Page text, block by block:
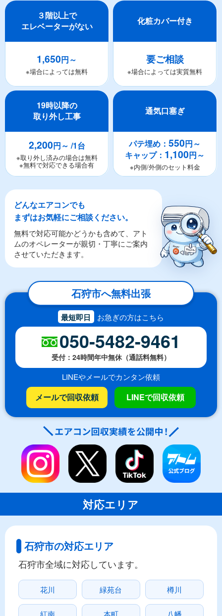
３階以上で
エレベーターがない
1,650円～
※場合によっては無料
化粧カバー付き
要ご相談
※場合によっては実質無料
19時以降の
取り外し工事
2,200円～ /1台
※取り外し済みの場合は無料
※無料で対応できる場合有
通気口塞ぎ
パテ埋め：550円～
キャップ： 1,100円～
※内側/外側のセット料金
どんなエアコンでも
まずはお気軽にご相談ください。
無料で対応可能かどうかも含めて、アト
ムのオペレーターが親切・丁寧にご案内
させていただきます。
石狩市へ無料出張
最短即日 お急ぎの方はこちら
050-5482-9461
受付：24時間年中無休（通話料無料）
LINEやメールでカンタン依頼
メールで回収依頼 LINEで回収依頼
対応エリア
石狩市の対応エリア
石狩市全域に対応しています。
花川 緑苑台 樽川
紅南 本町 八幡